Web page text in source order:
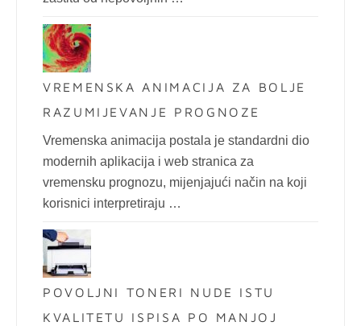
VREMENSKA ANIMACIJA ZA BOLJE
RAZUMIJEVANJE PROGNOZE
Vremenska animacija postala je standardni dio
modernih aplikacija i web stranica za
vremensku prognozu, mijenjajući način na koji
korisnici interpretiraju …
POVOLJNI TONERI NUDE ISTU
KVALITETU ISPISA PO MANJOJ